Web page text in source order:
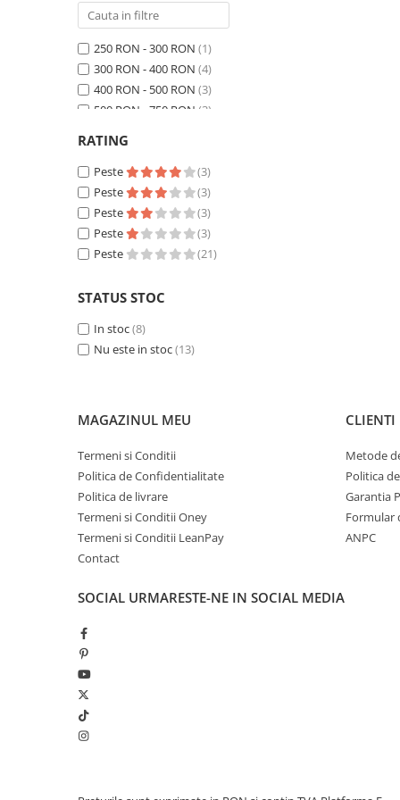
250 RON - 300 RON (1)
300 RON - 400 RON (4)
400 RON - 500 RON (3)
500 RON - 750 RON (3)
Peste 1000 RON
RATING
Peste
(3)
Peste
(3)
Peste
(3)
Peste
(3)
Peste
(21)
STATUS STOC
In stoc(8)
Nu este in stoc(13)
MAGAZINUL MEU
Termeni si Conditii
Politica de Confidentialitate
Politica de livrare
Termeni si Conditii Oney
Termeni si Conditii LeanPay
Contact
CLIENTI
Metode
Politica
Garantia
Formular
ANPC
SOCIAL URMARESTE-NE IN SOCIAL MEDIA